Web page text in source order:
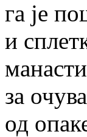
га је
и
за
од